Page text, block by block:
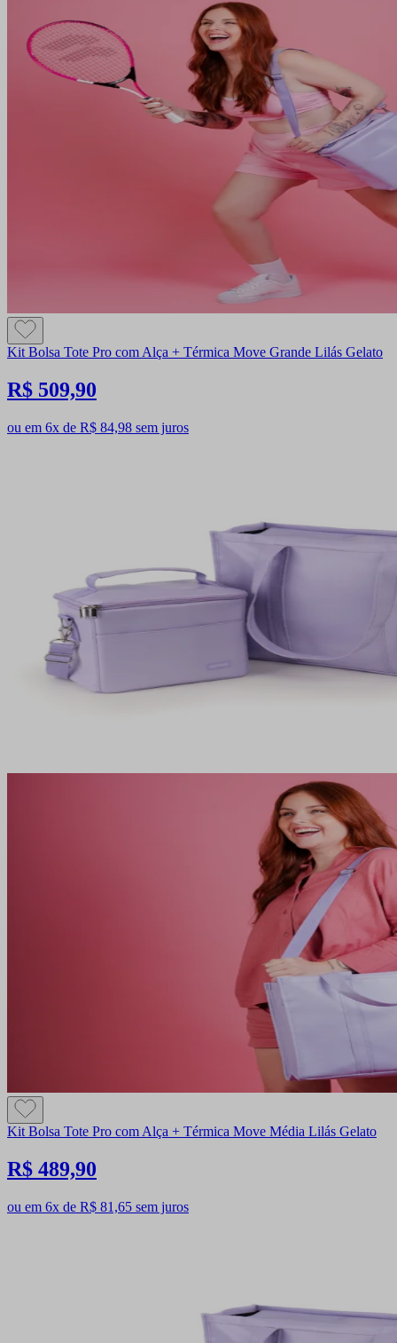
Kit Bolsa Tote Pro com Alça + Térmica Move Grande Lilás Gelato
R$ 509,90
ou em 6x de R$ 84,98 sem juros
Kit Bolsa Tote Pro com Alça + Térmica Move Média Lilás Gelato
R$ 489,90
ou em 6x de R$ 81,65 sem juros